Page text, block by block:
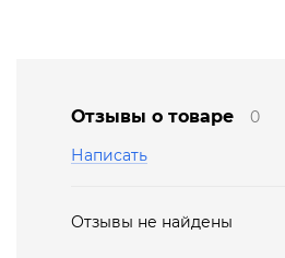
Отзывы о товаре
0
Написать
Отзывы не найдены